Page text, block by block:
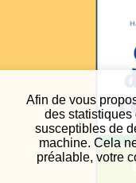
Afin de vous
des statistiques
susceptibles de
machine. Cela
préalable, votre